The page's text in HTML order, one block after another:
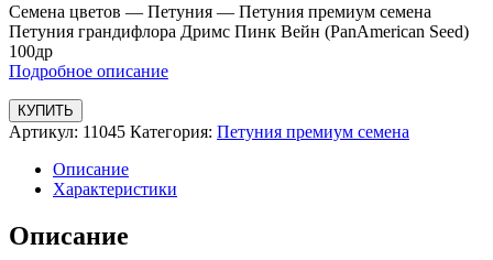
Семена цветов — Петуния — Петуния премиум семена
Петуния грандифлора Дримс Пинк Вейн (PanAmerican Seed)
100др
Подробное описание
КУПИТЬ
Артикул: 11045 Категория: Петуния премиум семена
Описание
Характеристики
Описание